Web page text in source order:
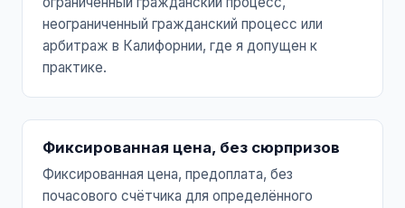
неограниченный гражданский процесс или
арбитраж в Калифорнии, где я допущен к
практике.
Фиксированная цена, без сюрпризов
Фиксированная цена, предоплата, без
почасового счётчика для определённого